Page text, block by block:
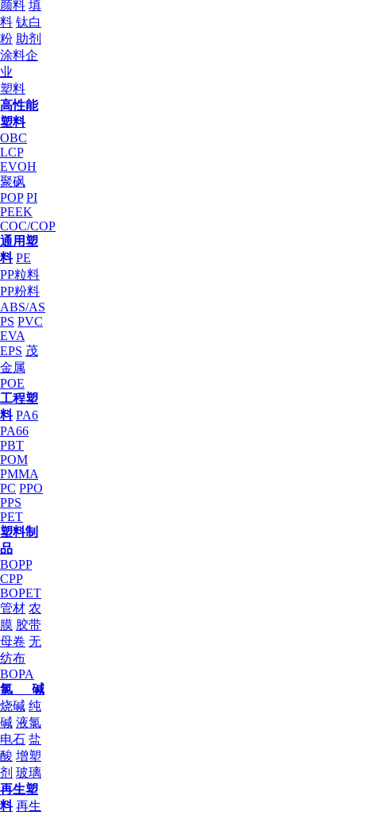
颜料 填
料 钛白
粉 助剂
涂料企
业
塑料
高性能
塑料
OBC
LCP
EVOH
聚砜
POP PI
PEEK
COC/COP
通用塑
料 PE
PP粒料
PP粉料
ABS/AS
PS PVC
EVA
EPS 茂
金属
POE
工程塑
料 PA6
PA66
PBT
POM
PMMA
PC PPO
PPS
PET
塑料制
品
BOPP
CPP
BOPET
管材 农
膜 胶带
母卷 无
纺布
BOPA
氯 碱
烧碱 纯
碱 液氯
电石 盐
酸 增塑
剂 玻璃
再生塑
料 再生